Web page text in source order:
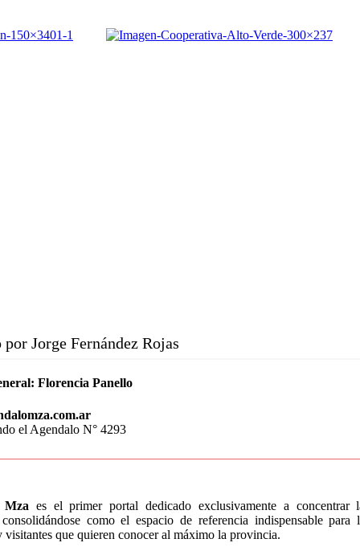
por Jorge Fernández Rojas
Florencia Panello
el Agendalo N° 4293
Mza es el primer portal dedicado exclusivamente a concentrar
como el espacio de referencia indispensable para
visitantes que quieren conocer al máximo la provincia.